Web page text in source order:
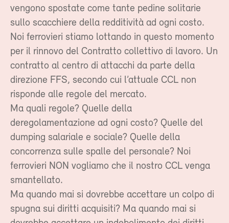
vengono spostate come tante pedine solitarie
sullo scacchiere della redditività ad ogni costo.
Noi ferrovieri stiamo lottando in questo momento
per il rinnovo del Contratto collettivo di lavoro. Un
contratto al centro di attacchi da parte della
direzione FFS, secondo cui l’attuale CCL non
risponde alle regole del mercato.
Ma quali regole? Quelle della
deregolamentazione ad ogni costo? Quelle del
dumping salariale e sociale? Quelle della
concorrenza sulle spalle del personale? Noi
ferrovieri NON vogliamo che il nostro CCL venga
smantellato.
Ma quando mai si dovrebbe accettare un colpo di
spugna sui diritti acquisiti? Ma quando mai si